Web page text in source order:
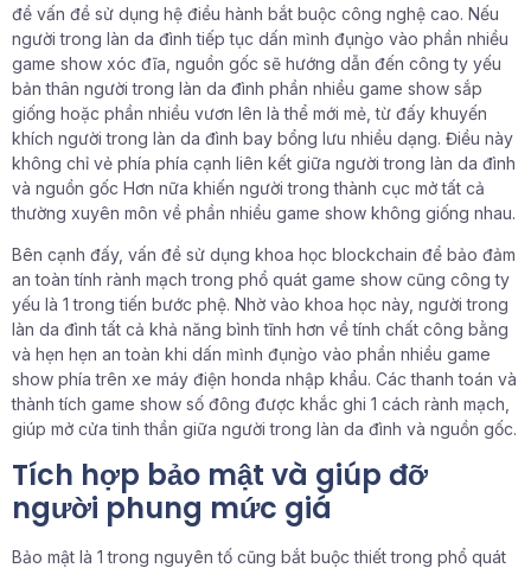
đề vấn đề sử dụng hệ điều hành bắt buộc công nghệ cao. Nếu
người trong làn da đình tiếp tục dấn mình đụng̀o vào phần nhiều
game show xóc đĩa, nguồn gốc sẽ hướng dẫn đến công ty yếu
bản thân người trong làn da đình phần nhiều game show sắp
giống hoặc phần nhiều vươn lên là thể mới mẻ, từ đấy khuyến
khích người trong làn da đình bay bổng lưu nhiều dạng. Điều này
không chỉ vẻ phía phía cạnh liên kết giữa người trong làn da đình
và nguồn gốc Hơn nữa khiến người trong thành cục mở tất cả
thường xuyên môn về phần nhiều game show không giống nhau.
Bên cạnh đấy, vấn đề sử dụng khoa học blockchain để bảo đảm
an toàn tính rành mạch trong phổ quát game show cũng công ty
yếu là 1 trong tiến bước phệ. Nhờ vào khoa học này, người trong
làn da đình tất cả khả năng bình tĩnh hơn về tính chất công bằng
và hẹn hẹn an toàn khi dấn mình đụng̀o vào phần nhiều game
show phía trên xe máy điện honda nhập khẩu. Các thanh toán và
thành tích game show số đông được khắc ghi 1 cách rành mạch,
giúp mở cửa tinh thần giữa người trong làn da đình và nguồn gốc.
Tích hợp bảo mật và giúp đỡ
người phung mức giá
Bảo mật là 1 trong nguyên tố cũng bắt buộc thiết trong phổ quát